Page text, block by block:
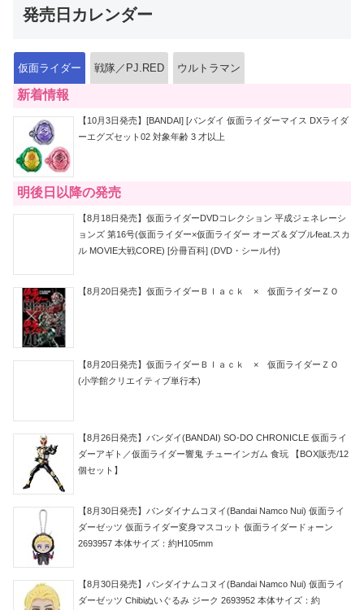
発売日カレンダー
仮面ライダー 戦隊／PJ.RED ウルトラマン
新着情報
【10月3日発売】[BANDAI] [バンダイ 仮面ライダーマイス DXライダ
ーエグズセット02 対象年齢 3 才以上
明後日以降の発売
【8月18日発売】仮面ライダーDVDコレクション 平成ジェネレーシ
ョンズ 第16号(仮面ライダー×仮面ライダー オーズ＆ダブルfeat.スカ
ル MOVIE大戦CORE) [分冊百科] (DVD・シール付)
【8月20日発売】仮面ライダーＢｌａｃｋ × 仮面ライダーＺＯ
【8月20日発売】仮面ライダーＢｌａｃｋ × 仮面ライダーＺＯ
(小学館クリエイティブ単行本)
【8月26日発売】バンダイ(BANDAI) SO-DO CHRONICLE 仮面ライ
ダーアギト／仮面ライダー響鬼 チューインガム 食玩 【BOX販売/12
個セット】
【8月30日発売】バンダイナムコヌイ(Bandai Namco Nui) 仮面ライ
ダーゼッツ 仮面ライダー変身マスコット 仮面ライダードォーン
2693957 本体サイズ：約H105mm
【8月30日発売】バンダイナムコヌイ(Bandai Namco Nui) 仮面ライ
ダーゼッツ Chibiぬいぐるみ ジーク 2693952 本体サイズ：約